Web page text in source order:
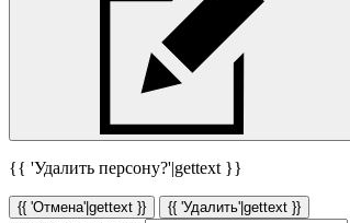
{{ 'Удалить персону?'|gettext }}
{{ 'Отмена'|gettext }} {{ 'Удалить'|gettext }}